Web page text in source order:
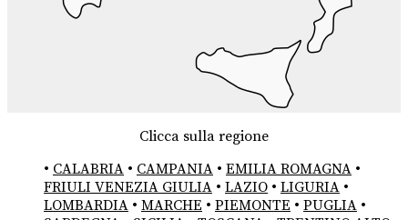
Clicca sulla regione
• CALABRIA • CAMPANIA • EMILIA ROMAGNA •
FRIULI VENEZIA GIULIA • LAZIO • LIGURIA •
LOMBARDIA • MARCHE • PIEMONTE • PUGLIA •